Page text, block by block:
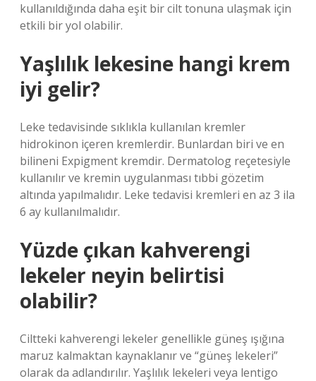
kullanıldığında daha eşit bir cilt tonuna ulaşmak için
etkili bir yol olabilir.
Yaşlılık lekesine hangi krem
iyi gelir?
Leke tedavisinde sıklıkla kullanılan kremler
hidrokinon içeren kremlerdir. Bunlardan biri ve en
bilineni Expigment kremdir. Dermatolog reçetesiyle
kullanılır ve kremin uygulanması tıbbi gözetim
altında yapılmalıdır. Leke tedavisi kremleri en az 3 ila
6 ay kullanılmalıdır.
Yüzde çıkan kahverengi
lekeler neyin belirtisi
olabilir?
Ciltteki kahverengi lekeler genellikle güneş ışığına
maruz kalmaktan kaynaklanır ve “güneş lekeleri”
olarak da adlandırılır. Yaşlılık lekeleri veya lentigo